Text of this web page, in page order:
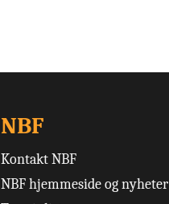
NBF
Kontakt NBF
NBF hjemmeside og nyheter